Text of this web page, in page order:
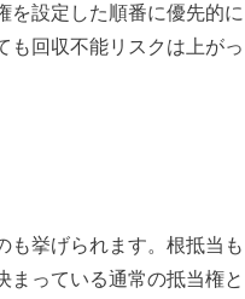
を設定した順番に優先的に
も回収不能リスクは上がっ
も挙げられます。根抵当も
まっている通常の抵当権と